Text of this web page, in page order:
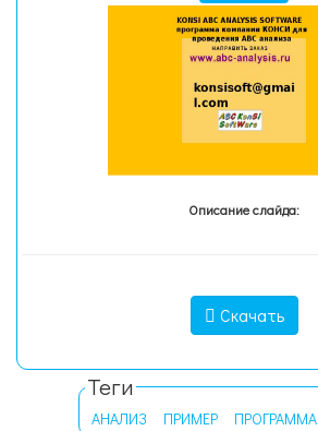
Описание слайда:
Скачать
Теги
АНАЛИЗ ПРИМЕР ПРОГРАММА